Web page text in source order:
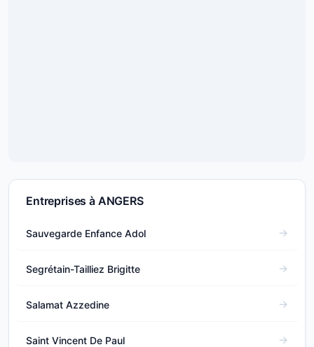
Entreprises à ANGERS
Sauvegarde Enfance Adol
Segrétain-Tailliez Brigitte
Salamat Azzedine
Saint Vincent De Paul